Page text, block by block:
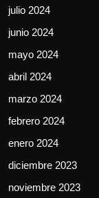
julio 2024
junio 2024
mayo 2024
abril 2024
marzo 2024
febrero 2024
enero 2024
diciembre 2023
noviembre 2023